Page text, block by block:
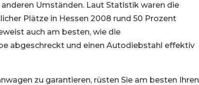
Umständen. Laut Statistik waren die
Plätze in Hessen 2008 rund 50 Prozent
auch am besten, wie die
abgeschreckt und einen Autodiebstahl effektiv
zu garantieren, rüsten Sie am besten Ihren